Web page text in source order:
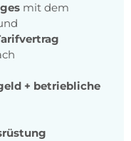
mit dem
+ betriebliche